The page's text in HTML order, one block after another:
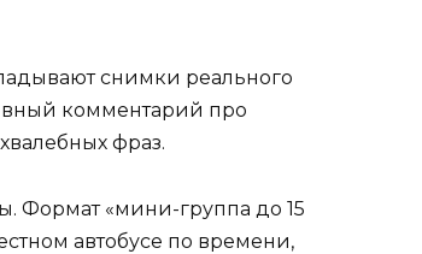
снимки реального
комментарий про
фраз.
Формат «мини-группа до 15
автобусе по времени,